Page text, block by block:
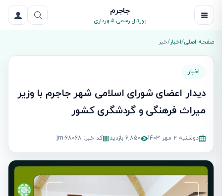
جاجرم
پورتال رسمی شهرداری
صفحه اصلی/اخبار/خبر
اخبار
دیدار اعضای شورای اسلامی شهر جاجرم با وزیر
میراث فرهنگی و گردشگری کشور
دوشنبه 2 مهر 1403 6,850 بازدید کد خبر: jm-68068